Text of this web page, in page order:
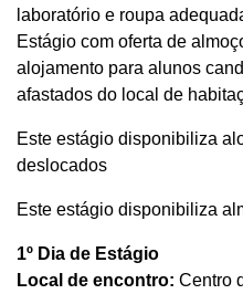
laboratório e roupa
Estágio com oferta de
alojamento para alunos
afastados do local de
Este estágio disponibiliza
deslocados
Este estágio disponibiliza
1º Dia de Estágio
Local de encontro: Centro